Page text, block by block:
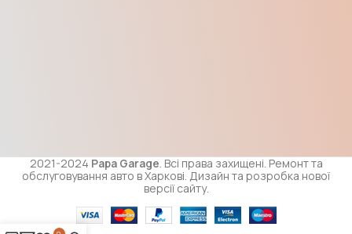
2021-2024 Papa Garage. Всі права захищені. Ремонт та
обслуговування авто в Харкові. Дизайн та розробка нової
версії сайту.